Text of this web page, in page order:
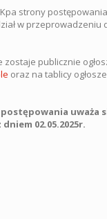
strony
w przeprowadzeniu
publicznie
oraz na tablicy
uważa
02.05.2025r.